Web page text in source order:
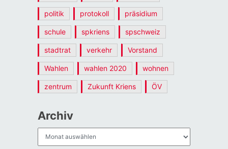
politik protokoll präsidium
schule spkriens spschweiz
stadtrat verkehr Vorstand
Wahlen wahlen 2020 wohnen
zentrum Zukunft Kriens ÖV
Archiv